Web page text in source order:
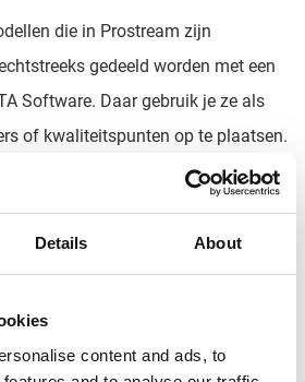
Details About
content and ads, to
die in Prostream zijn
gedeeld worden met een
Software. Daar gebruik je ze als
of kwaliteitspunten op te plaatsen.
in beheer in Prostream, zodat jij
als bijlagen bij inspecties
uit Prostream zoals bonnen,
worden doorgestuurd naar